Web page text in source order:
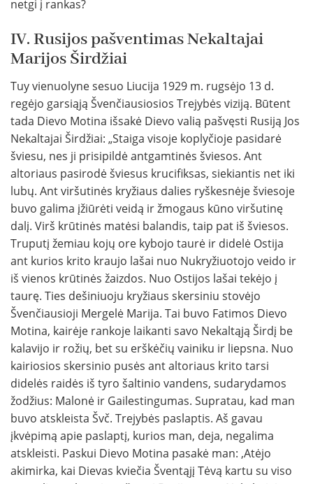
netgi į rankas?
IV. Rusijos pašventimas Nekaltajai
Marijos Širdžiai
Tuy vienuolyne sesuo Liucija 1929 m. rugsėjo 13 d.
regėjo garsiąją Švenčiausiosios Trejybės viziją. Būtent
tada Dievo Motina išsakė Dievo valią pašvęsti Rusiją Jos
Nekaltajai Širdžiai: „Staiga visoje koplyčioje pasidarė
šviesu, nes ji prisipildė antgamtinės šviesos. Ant
altoriaus pasirodė šviesus krucifiksas, siekiantis net iki
lubų. Ant viršutinės kryžiaus dalies ryškesnėje šviesoje
buvo galima įžiūrėti veidą ir žmogaus kūno viršutinę
dalį. Virš krūtinės matėsi balandis, taip pat iš šviesos.
Truputį žemiau kojų ore kybojo taurė ir didelė Ostija
ant kurios krito kraujo lašai nuo Nukryžiuotojo veido ir
iš vienos krūtinės žaizdos. Nuo Ostijos lašai tekėjo į
taurę. Ties dešiniuoju kryžiaus skersiniu stovėjo
Švenčiausioji Mergelė Marija. Tai buvo Fatimos Dievo
Motina, kairėje rankoje laikanti savo Nekaltąją Širdį be
kalavijo ir rožių, bet su erškėčių vainiku ir liepsna. Nuo
kairiosios skersinio pusės ant altoriaus krito tarsi
didelės raidės iš tyro šaltinio vandens, sudarydamos
žodžius: Malonė ir Gailestingumas. Supratau, kad man
buvo atskleista Švč. Trejybės paslaptis. Aš gavau
įkvėpimą apie paslaptį, kurios man, deja, negalima
atskleisti. Paskui Dievo Motina pasakė man: ‚Atėjo
akimirka, kai Dievas kviečia Šventąjį Tėvą kartu su viso